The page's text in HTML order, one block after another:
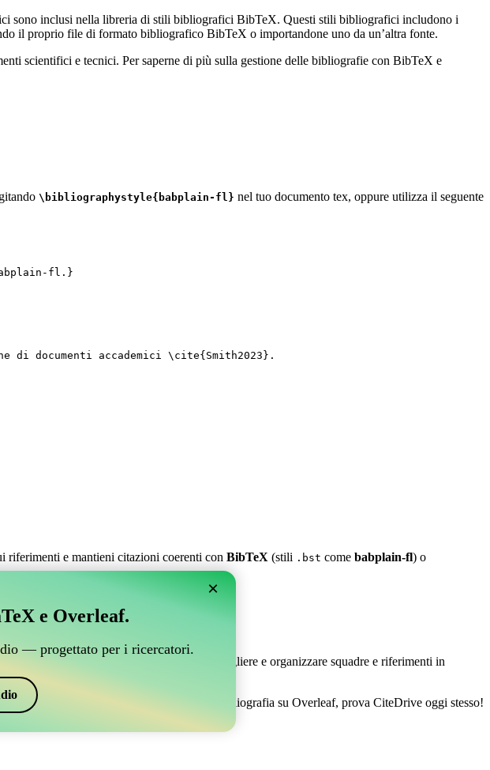
sono inclusi nella libreria di stili bibliografici BibTeX. Questi stili bibliografici includono i
il proprio file di formato bibliografico BibTeX o importandone uno da un’altra fonte.
scientifici e tecnici. Per saperne di più sulla gestione delle bibliografie con BibTeX e
\bibliographystyle{babplain-fl} nel tuo documento tex, oppure utilizza il seguente
fl.}
di documenti accademici \cite{ Smith2023 }.
riferimenti e mantieni citazioni coerenti con BibTeX (stili .bst come babplain-fl) o
si connetta a Overleaf?
a Overleaf?”
essere perfetto! Ti permette di raccogliere e organizzare squadre e riferimenti in
un modo semplice per gestire la tua bibliografia su Overleaf, prova CiteDrive oggi stesso!
×
e Overleaf.
— progettato per i ricercatori.